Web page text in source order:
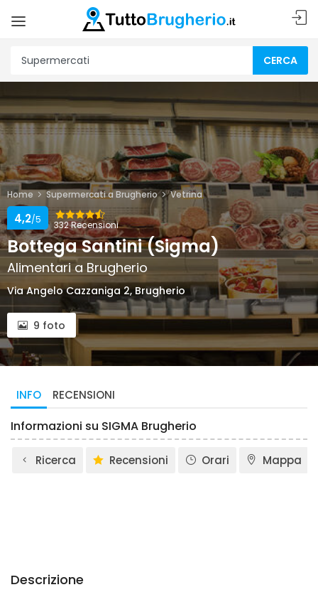
CERCA
Home Supermercati a Brugherio Vetrina
332 Recensioni
4,2/5
Bottega Santini (Sigma)
Alimentari a Brugherio
Via Angelo Cazzaniga 2, Brugherio
9 foto
INFO RECENSIONI
Informazioni su SIGMA Brugherio
Ricerca Recensioni Orari Mappa
Descrizione